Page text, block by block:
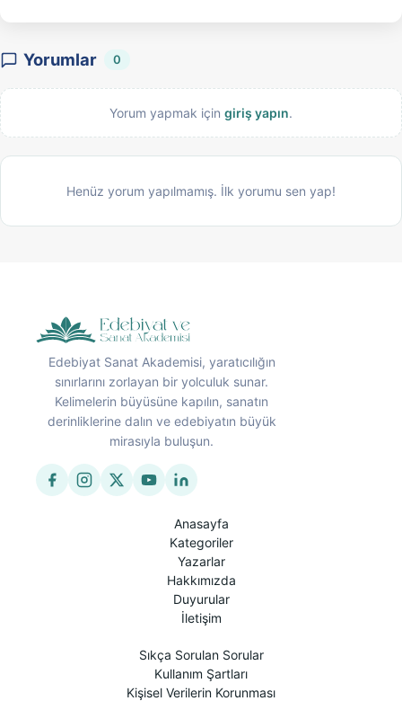
Yorumlar 0
Yorum yapmak için giriş yapın.
Henüz yorum yapılmamış. İlk yorumu sen yap!
Edebiyat Sanat Akademisi, yaratıcılığın
sınırlarını zorlayan bir yolculuk sunar.
Kelimelerin büyüsüne kapılın, sanatın
derinliklerine dalın ve edebiyatın büyük
mirasıyla buluşun.
Anasayfa
Kategoriler
Yazarlar
Hakkımızda
Duyurular
İletişim
Sıkça Sorulan Sorular
Kullanım Şartları
Kişisel Verilerin Korunması